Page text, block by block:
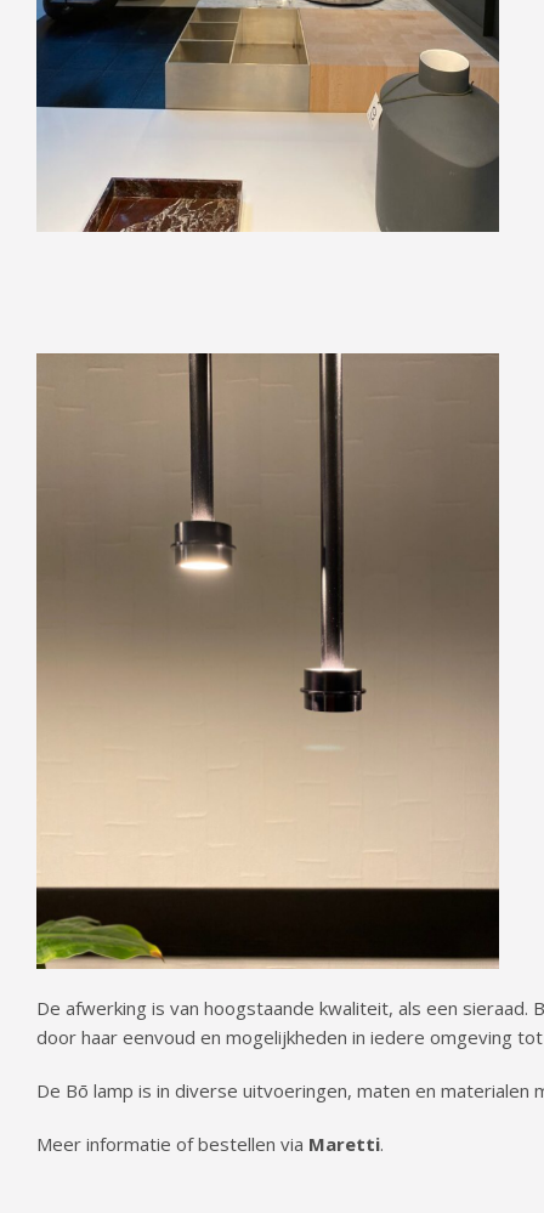
De afwerking is van hoogstaande kwaliteit, als een sieraad.
door haar eenvoud en mogelijkheden in iedere omgeving
De Bō lamp is in diverse uitvoeringen, maten en materialen
Meer informatie of bestellen via Maretti.